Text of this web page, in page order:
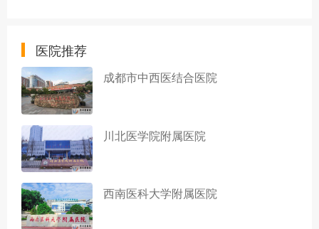
医院推荐
成都市中西医结合医院
川北医学院附属医院
西南医科大学附属医院